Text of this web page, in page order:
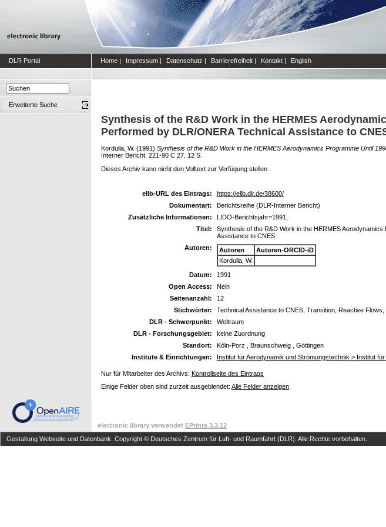
DLR Portal Home | Impressum | Datenschutz | Barrierefreiheit | Kontakt | English
Erweiterte Suche
Synthesis of the R&D Work in the HERMES
Performed by DLR/ONERA Technical Assistance to
Kordulla, W. (1991) Synthesis of the R&D Work in the HERMES Aerodynamics Programme Until
Interner Bericht. 221-90 C 27. 12 S.
Dieses Archiv kann nicht den Volltext zur Verfügung stellen.
elib-URL des Eintrags:
https://elib.dlr.de/38600/
Dokumentart:
Berichtsreihe (DLR-Interner Bericht)
Zusätzliche Informationen:
LIDO-Berichtsjahr=1991,
Titel:
Synthesis of the R&D Work in the HERMES
Assistance to CNES
Autoren:
Autoren
Autoren-ORCID-iD
Kordulla, W.
Datum:
1991
Open Access:
Nein
Seitenanzahl:
12
Stichwörter:
Technical Assistance to CNES, Transition, Reactive
DLR - Schwerpunkt:
Weltraum
DLR - Forschungsgebiet:
keine Zuordnung
Standort:
Köln-Porz , Braunschweig , Göttingen
Institute & Einrichtungen:
Institut für Aerodynamik und Strömungstechnik > Institut
Nur für Mitarbeiter des Archivs: Kontrollseite des Eintrags
Einige Felder oben sind zurzeit ausgeblendet: Alle Felder anzeigen
electronic library verwendet EPrints 3.3.12
Gestaltung Webseite und Datenbank: Copyright © Deutsches Zentrum für Luft- und Raumfahrt (DLR). Alle Rechte vorbehalten.